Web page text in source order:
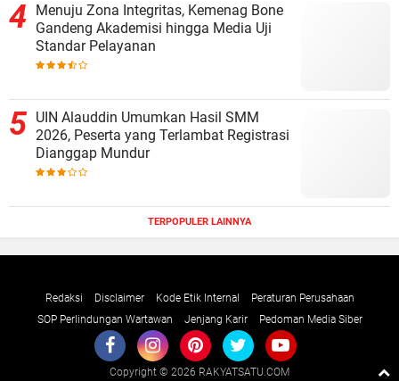
Menuju Zona Integritas, Kemenag Bone
Gandeng Akademisi hingga Media Uji
Standar Pelayanan
UIN Alauddin Umumkan Hasil SMM
2026, Peserta yang Terlambat Registrasi
Dianggap Mundur
TERPOPULER LAINNYA
Redaksi Disclaimer Kode Etik Internal
Peraturan Perusahaan
SOP Perlindungan Wartawan
Jenjang Karir Pedoman Media Siber
Copyright © 2026 RAKYATSATU.COM